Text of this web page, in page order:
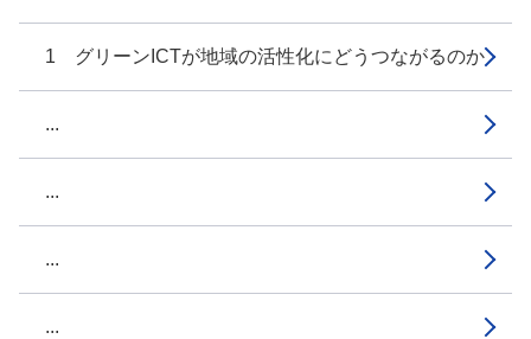
1 グリーンICTが地域の活性化にどうつながるのか
...
...
...
...